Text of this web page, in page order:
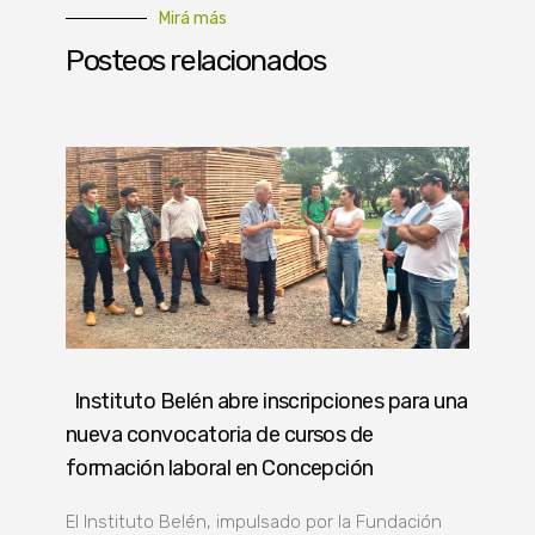
Mirá más
Posteos relacionados
Instituto Belén abre inscripciones para una
nueva convocatoria de cursos de
formación laboral en Concepción
El Instituto Belén, impulsado por la Fundación